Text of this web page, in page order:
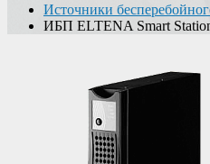
Источники
ИБП ELTENA Smart